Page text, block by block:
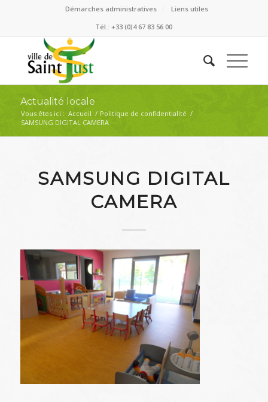
Démarches administratives
Liens utiles
Tél.: +33 (0)4 67 83 56 00
Actualité locale
Vous êtes ici : Accueil / Politique de confidentialité /
SAMSUNG DIGITAL CAMERA
SAMSUNG DIGITAL
CAMERA